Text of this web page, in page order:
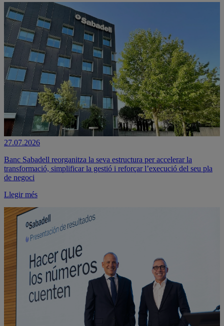
27.07.2026
Banc Sabadell reorganitza la seva estructura per accelerar la
transformació, simplificar la gestió i reforçar l’execució del seu pla
de negoci
Llegir més